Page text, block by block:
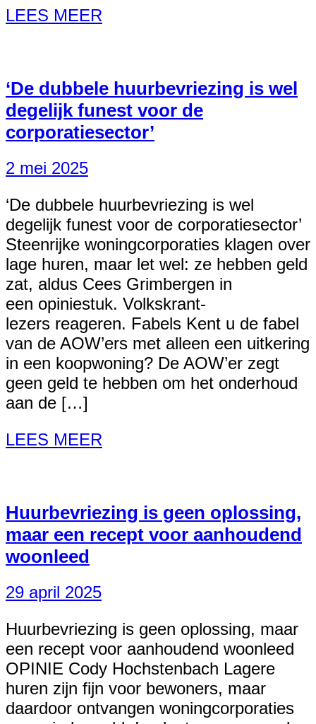
LEES MEER
‘De dubbele huurbevriezing is wel
degelijk funest voor de
corporatiesector’
2 mei 2025
‘De dubbele huurbevriezing is wel
degelijk funest voor de corporatiesector’
Steenrijke woningcorporaties klagen over
lage huren, maar let wel: ze hebben geld
zat, aldus Cees Grimbergen in
een opiniestuk. Volkskrant-
lezers reageren. Fabels Kent u de fabel
van de AOW’ers met alleen een uitkering
in een koopwoning? De AOW’er zegt
geen geld te hebben om het onderhoud
aan de […]
LEES MEER
Huurbevriezing is geen oplossing,
maar een recept voor aanhoudend
woonleed
29 april 2025
Huurbevriezing is geen oplossing, maar
een recept voor aanhoudend woonleed
OPINIE Cody Hochstenbach Lagere
huren zijn fijn voor bewoners, maar
daardoor ontvangen woningcorporaties